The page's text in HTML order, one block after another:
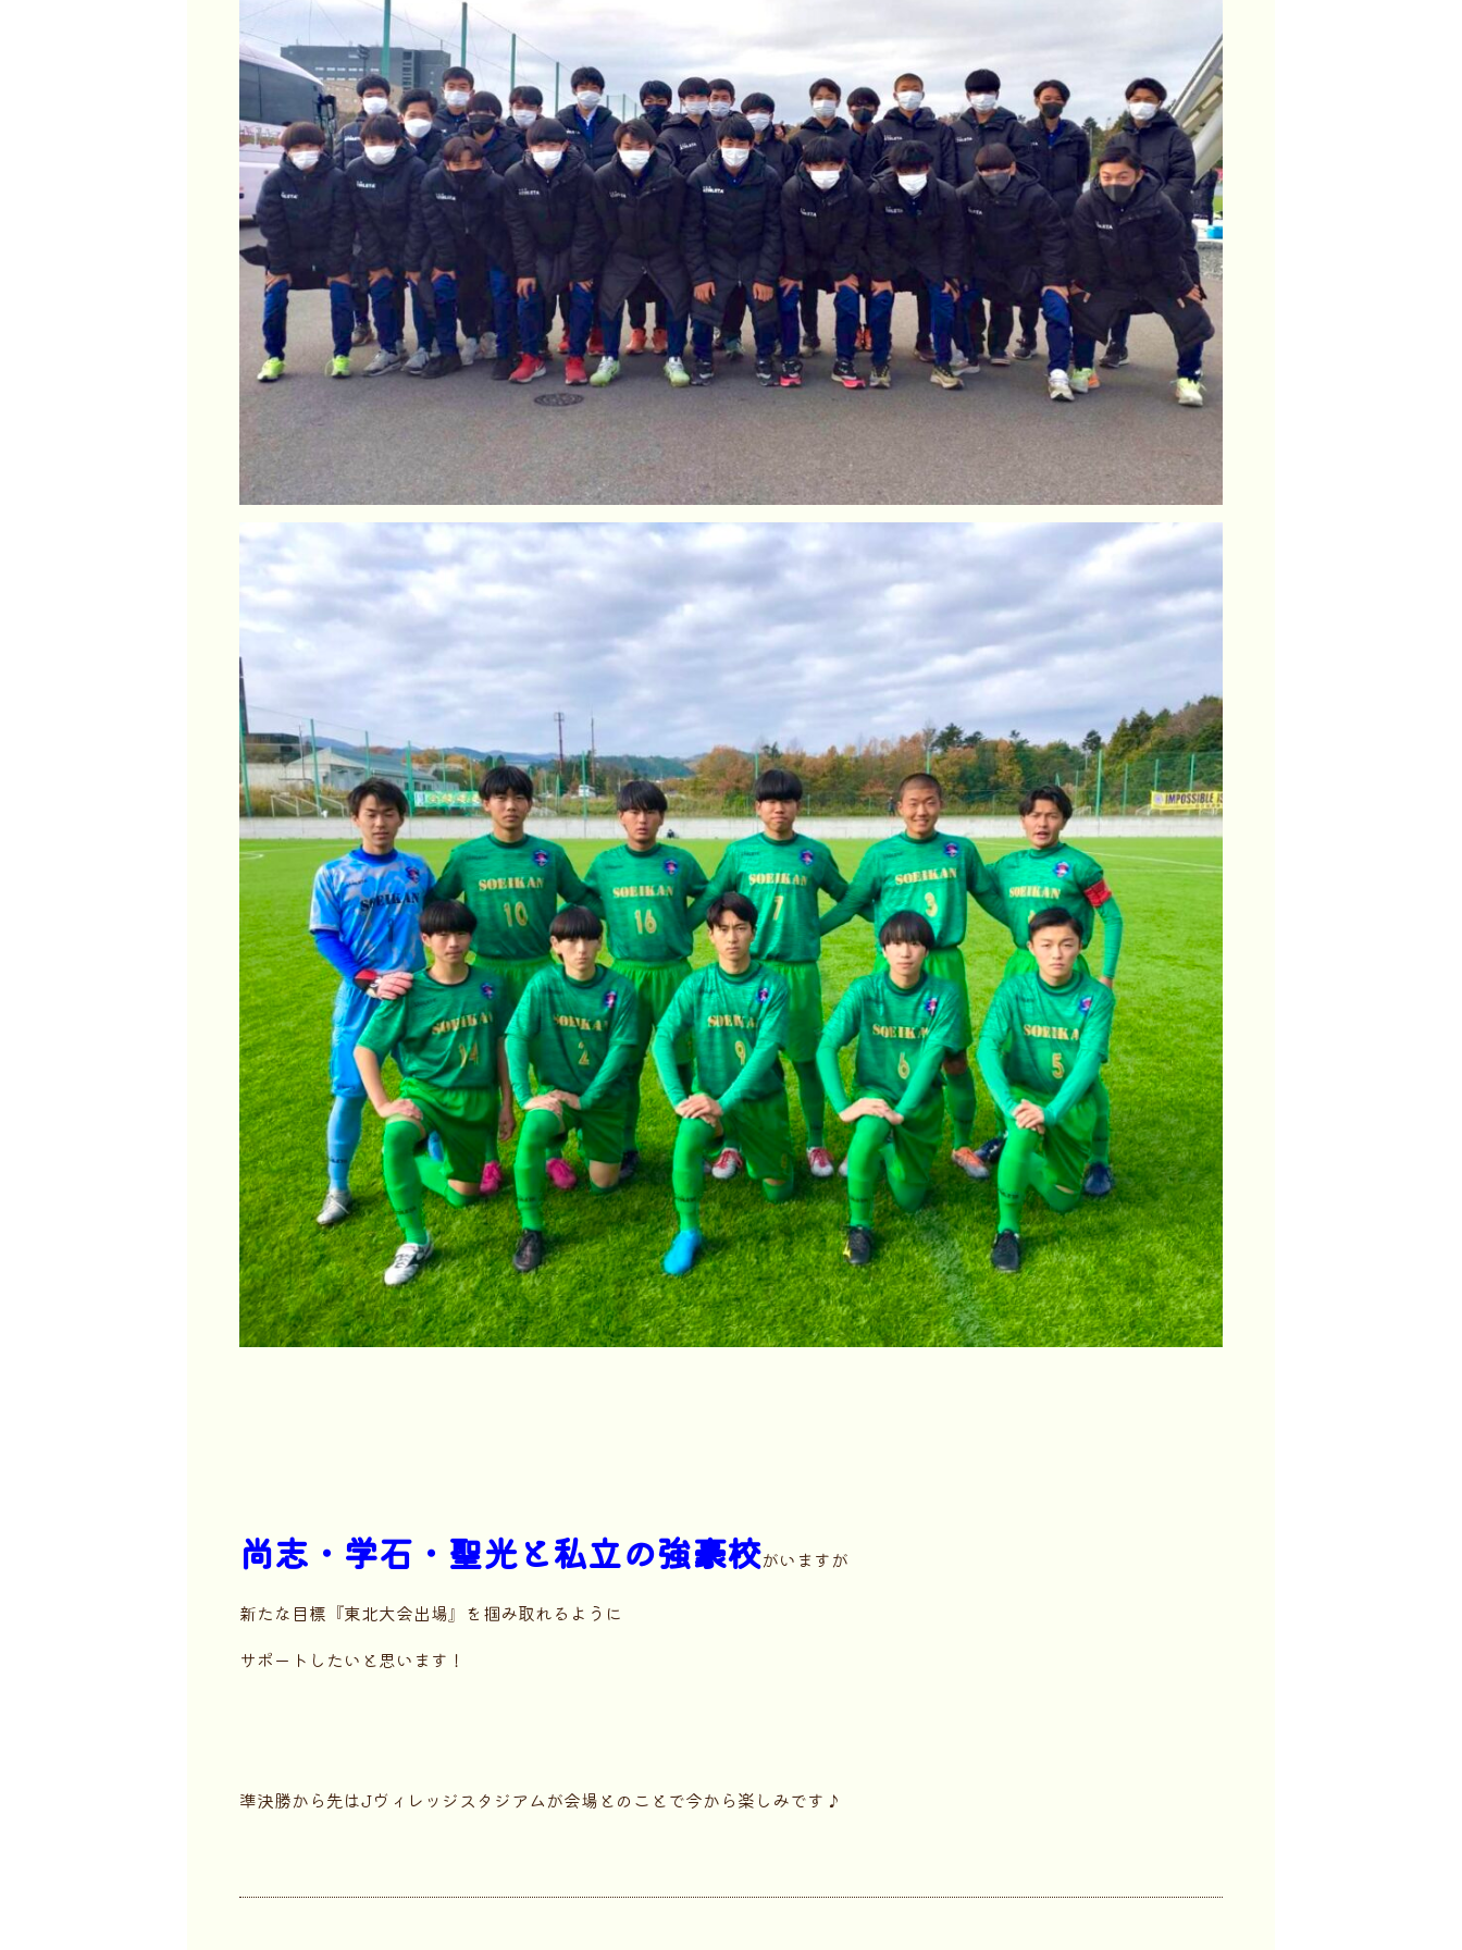
尚志・学石・聖光と私立の強豪校がいますが
新たな目標『東北大会出場』を掴み取れるように
サポートしたいと思います！
準決勝から先はJヴィレッジスタジアムが会場とのことで今から楽しみです♪